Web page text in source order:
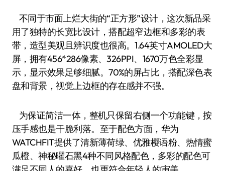
不同于市面上烂大街的“正方形”设计，这次新品采
用了独特的长宽比设计，搭配超窄边框和多彩的表
带，造型美观且辨识度也很高。1.64英寸AMOLED大
屏，拥有456*286像素、326PPI、1670万色全彩显
示，显示效果足够细腻。70%的屏占比，搭配深色表
盘和背景，视觉上边框的存在感并不强。
为保证简洁一体，整机只保留右侧一个功能键，按
压手感也是干脆利落。至于配色方面，华为
WATCHFIT提供了清新薄荷绿、优雅樱语粉、热情蜜
瓜橙、神秘曜石黑4种不同风格配色，多彩的配色可